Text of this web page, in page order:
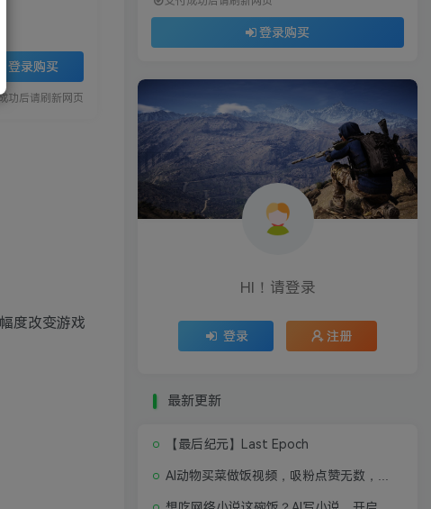
登录购买
功后请刷新网页
度改变游戏
登录购买
HI！请登录
登录 注册
最新更新
【最后纪元】Last Epoch